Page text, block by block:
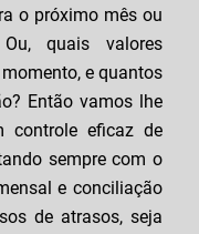
o próximo mês ou
quais valores
e quantos
Então vamos lhe
controle eficaz de
sempre com o
e conciliação
de atrasos, seja